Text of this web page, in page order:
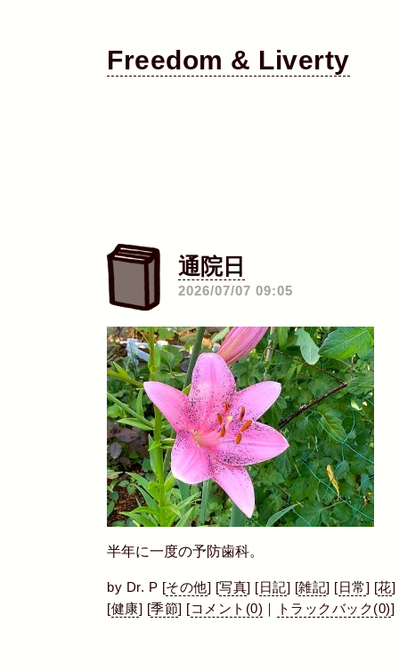
Freedom & Liverty
通院日
2026/07/07 09:05
半年に一度の予防歯科。
by Dr. P [その他] [写真] [ 日記] [雑記] [ 日常] [花]
[健康] [季節] [コメント(0) トラックバック(0)]